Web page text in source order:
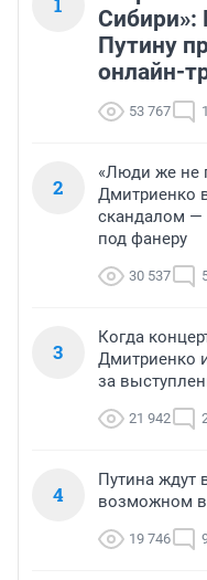
1
Сибири»:
Путину
онлайн-
53 767
2
«Люди же не
Дмитриенко
скандалом —
под фанеру
30 537
3
Когда
Дмитриенко
за
21 942
4
Путина ждут
возможном
19 746